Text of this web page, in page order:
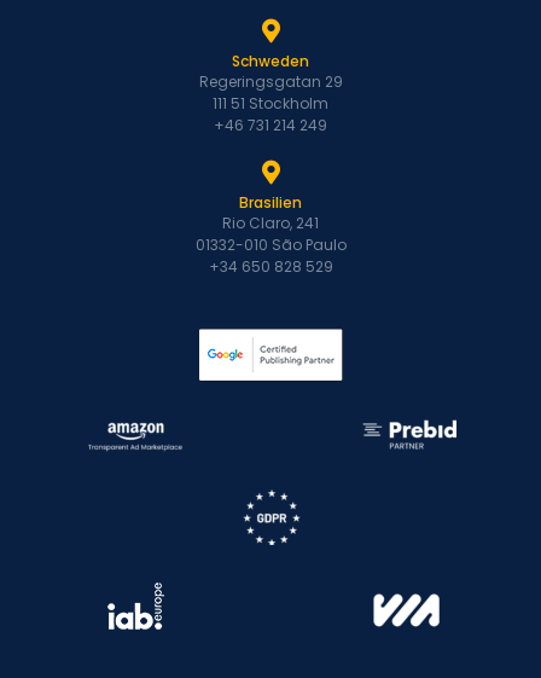
Schweden
Regeringsgatan 29
111 51 Stockholm
+46 731 214 249
Brasilien
Rio Claro, 241
01332-010 São Paulo
+34 650 828 529